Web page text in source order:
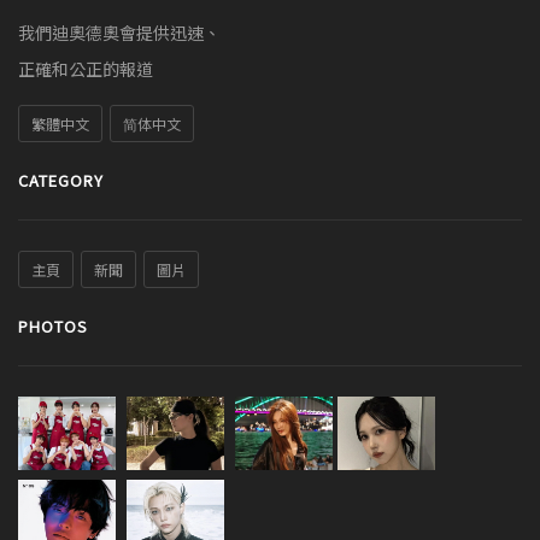
我們迪奧德奧會提供迅速、
正確和公正的報道
繁體中文 简体中文
CATEGORY
主頁 新聞 圖片
PHOTOS